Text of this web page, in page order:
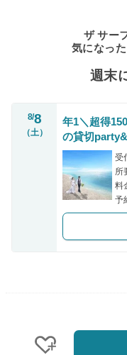
ザ サー
気になっ
週末
8/8
（土）
年1＼超得
の貸切
受
所
料
予